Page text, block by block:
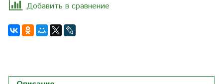
Добавить в сравнение